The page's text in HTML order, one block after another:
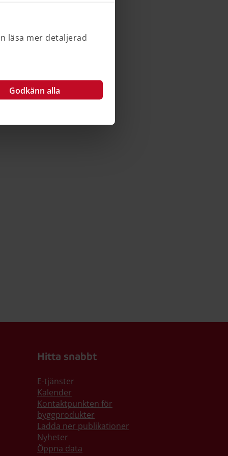
läsa mer detaljerad
Godkänn alla
Hitta snabbt
E-tjänster
Kalender
Kontaktpunkten för
byggprodukter
Ladda ner publikationer
Nyheter
Öppna data